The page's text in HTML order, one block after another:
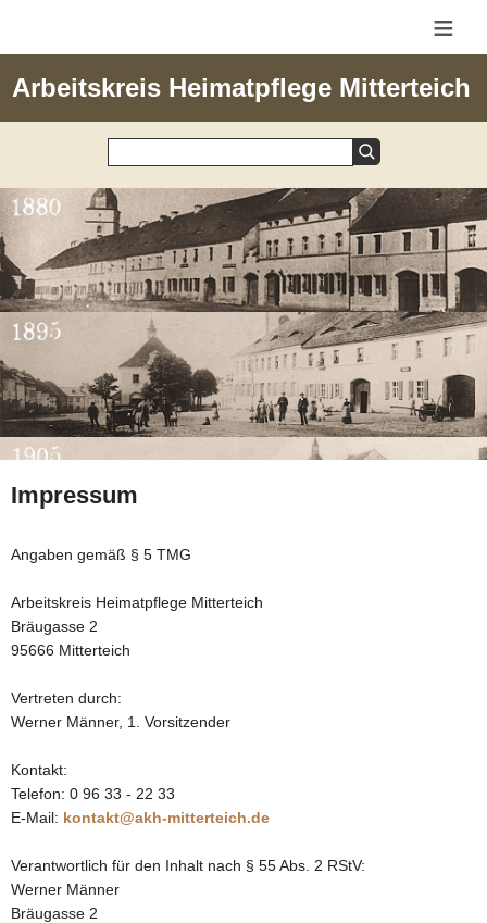
≡
Arbeitskreis Heimatpflege Mitterteich
Impressum
Angaben gemäß § 5 TMG
Arbeitskreis Heimatpflege Mitterteich
Bräugasse 2
95666 Mitterteich
Vertreten durch:
Werner Männer, 1. Vorsitzender
Kontakt:
Telefon: 0 96 33 - 22 33
E-Mail: kontakt@akh-mitterteich.de
Verantwortlich für den Inhalt nach § 55 Abs. 2 RStV:
Werner Männer
Bräugasse 2